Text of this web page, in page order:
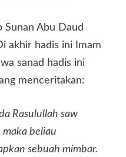
Sunan Abu Daud
akhir hadis ini Imam
sanad hadis ini
menceritakan:
Rasulullah saw
beliau
sebuah mimbar.